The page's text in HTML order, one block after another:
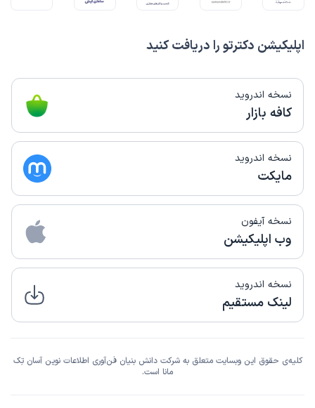
اپلیکیشن دکترتو را دریافت کنید
نسخه اندروید
کافه بازار
نسخه اندروید
مایکت
نسخه آیفون
وب اپلیکیشن
نسخه اندروید
لینک مستقیم
کلیه‌ی حقوق این وبسایت متعلق به شرکت دانش بنیان فن‌آوری اطلاعات نوین آسان تِک
مانا است.